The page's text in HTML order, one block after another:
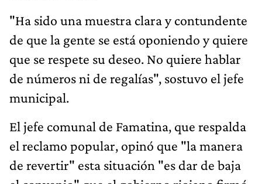
"Ha sido una muestra clara y contundente
de que la gente se está oponiendo y quiere
que se respete su deseo. No quiere hablar
de números ni de regalías", sostuvo el jefe
municipal.
El jefe comunal de Famatina, que respalda
el reclamo popular, opinó que "la manera
de revertir" esta situación "es dar de baja